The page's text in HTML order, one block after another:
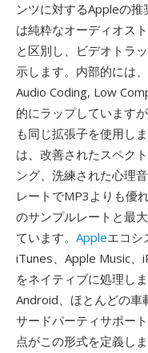
ンツに対するAppleの
は純粋なオーディオス
と区別し、ビデオトラ
示します。内部的には
Audio Coding, Low
的にラップしています
も同じ拡張子を使用し
は、改善されたスペク
ング、洗練された心理
レートでMP3よりも優
のサンプルレートと最
ています。 Appleエコシ
iTunes、Apple Music、
をネイティブに処理し
Android、ほとんどの車
サードパーティサポー
点がこの形式を定義し